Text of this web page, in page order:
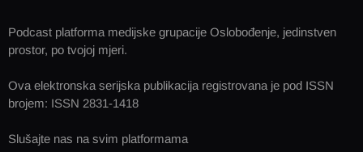
Podcast platforma medijske grupacije Oslobođenje, jedinstven
prostor, po tvojoj mjeri.
Ova elektronska serijska publikacija registrovana je pod ISSN
brojem: ISSN 2831-1418
Slušajte nas na svim platformama